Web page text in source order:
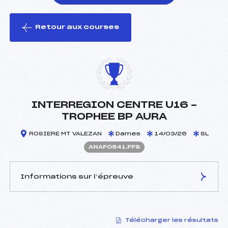
le ski
Retour aux courses
INTERREGION CENTRE U16 -
TROPHEE BP AURA
ROSIERE MT VALEZAN Dames 14/03/26 SL
ANAF0541.FFS
Informations sur l’épreuve
BLANC THIERRY (SA)
Télécharger les résultats